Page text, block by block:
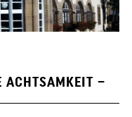
ACHTSAMKEIT –